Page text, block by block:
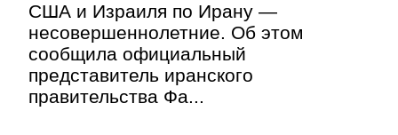
США и Израиля по Ирану —
несовершеннолетние. Об этом
сообщила официальный
представитель иранского
правительства Фа...